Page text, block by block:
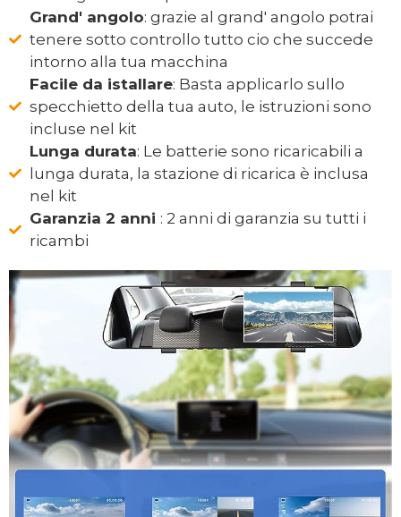
Grand' angolo: grazie al grand' angolo potrai
tenere sotto controllo tutto cio che succede
intorno alla tua macchina
Facile da istallare: Basta applicarlo sullo
specchietto della tua auto, le istruzioni sono
incluse nel kit
Lunga durata: Le batterie sono ricaricabili a
lunga durata, la stazione di ricarica è inclusa
nel kit
Garanzia 2 anni : 2 anni di garanzia su tutti i
ricambi